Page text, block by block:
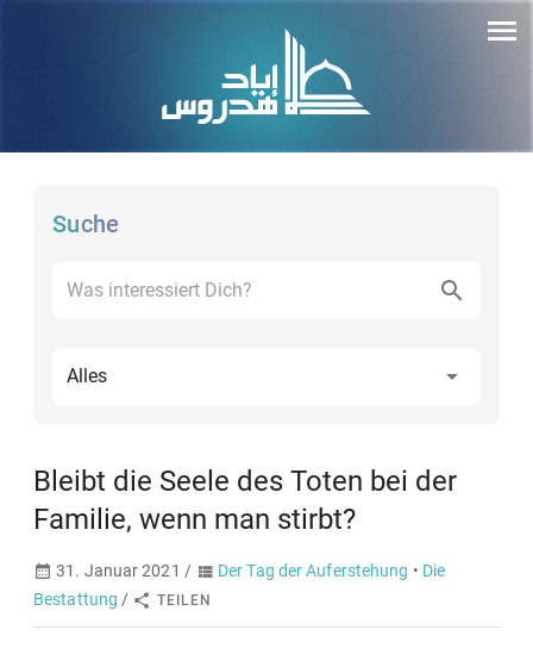
Suche
Alles
Bleibt die Seele des Toten bei der
Familie, wenn man stirbt?
31. Januar 2021 / Der Tag der Auferstehung • Die
Bestattung / TEILEN